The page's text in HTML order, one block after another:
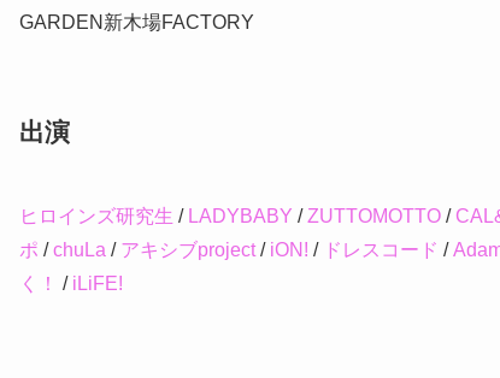
GARDEN新木場FACTORY
出演
ヒロインズ研究生 / LADYBABY /ZUTTOMOTTO /
ポ /chuLa / アキシブproject/ iON! / ドレスコード /
く！
/ iLiFE!